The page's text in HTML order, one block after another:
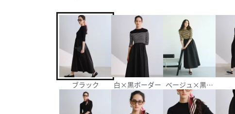
ブラック 白×黒ボーダー ベージュ×黒ボーダー